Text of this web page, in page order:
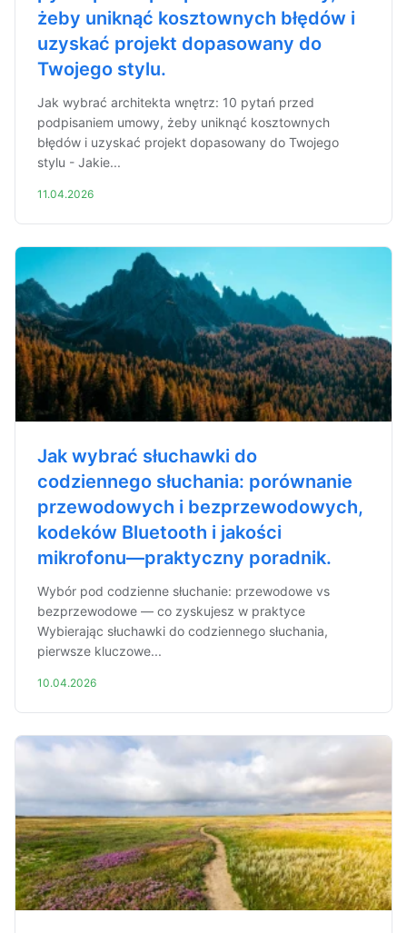
żeby uniknąć kosztownych błędów i
uzyskać projekt dopasowany do
Twojego stylu.
Jak wybrać architekta wnętrz: 10 pytań przed
podpisaniem umowy, żeby uniknąć kosztownych
błędów i uzyskać projekt dopasowany do Twojego
stylu - Jakie...
11.04.2026
Jak wybrać słuchawki do
codziennego słuchania: porównanie
przewodowych i bezprzewodowych,
kodeków Bluetooth i jakości
mikrofonu—praktyczny poradnik.
Wybór pod codzienne słuchanie: przewodowe vs
bezprzewodowe — co zyskujesz w praktyce
Wybierając słuchawki do codziennego słuchania,
pierwsze kluczowe...
10.04.2026